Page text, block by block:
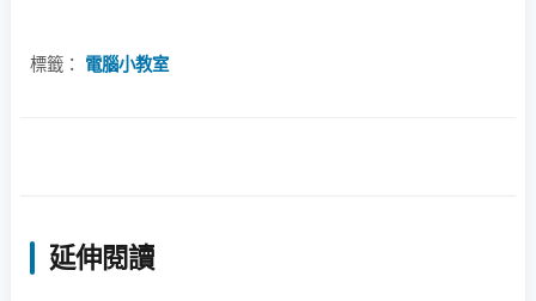
標籤： 電腦小教室
延伸閱讀